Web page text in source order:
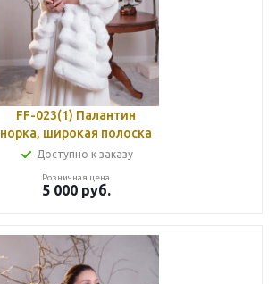
FF-023(1) Палантин
норка, широкая полоска
Доступно к заказу
Розничная цена
5 000руб.